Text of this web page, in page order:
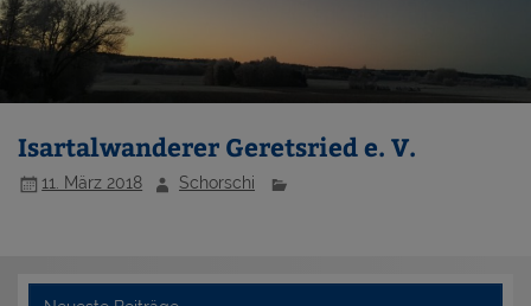
Isartalwanderer Geretsried e. V.
11. März 2018 Schorschi